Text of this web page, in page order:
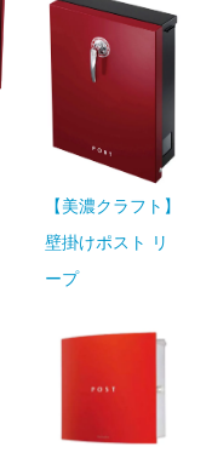
【美濃クラフト】
壁掛けポスト リ
ープ